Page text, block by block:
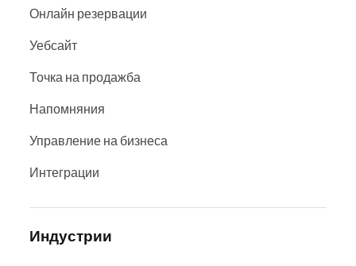
Онлайн резервации
Уебсайт
Точка на продажба
Напомняния
Управление на бизнеса
Интеграции
Индустрии